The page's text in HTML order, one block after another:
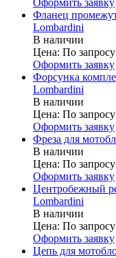
Фланец
Lombardini
В наличии
Цена: По запросу
Оформить заявку
Форсунка
Lombardini
В наличии
Цена: По запросу
Оформить заявку
Фреза для
В наличии
Цена: По запросу
Оформить заявку
Центробежный
Lombardini
В наличии
Цена: По запросу
Оформить заявку
Цепь для